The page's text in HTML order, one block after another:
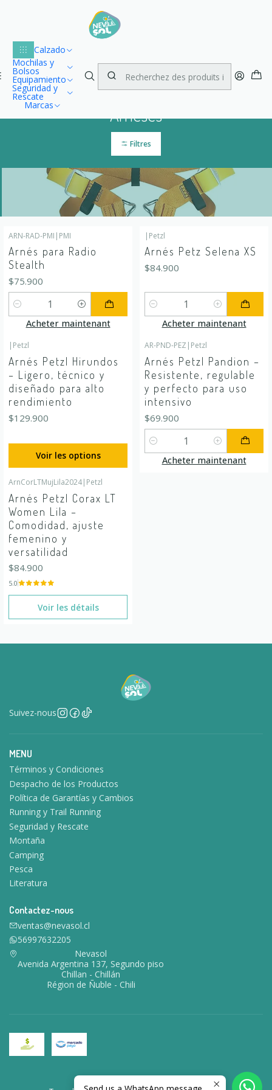
Calzado
Mochilas y
Bolsos
Equipamiento
Seguridad y
Rescate
Marcas
Envío gratuito dentro de Chile para compras desde $100.000
Arneses
Filtres
ARN-RAD-PMI | PMI
Arnés para Radio
Stealth
$75.900
Quantité
Acheter maintenant
| Petzl
Arnés Petz Selena XS
$84.900
Quantité
Acheter maintenant
| Petzl
Arnés Petzl Hirundos
– Ligero, técnico y
diseñado para alto
rendimiento
$129.900
Voir les options
AR-PND-PEZ | Petzl
Arnés Petzl Pandion –
Resistente, regulable
y perfecto para uso
intensivo
$69.900
Quantité
Acheter maintenant
En rupture de stock
ArnCorLTMujLila2024| Petzl
Arnés Petzl Corax LT
Women Lila –
Comodidad, ajuste
femenino y
versatilidad
$84.900
5.0
Voir les détails
Suivez-nous
MENU
Términos y Condiciones
Despacho de los Productos
Política de Garantías y Cambios
Running y Trail Running
Seguridad y Rescate
Montaña
Camping
Pesca
Literatura
Contactez-nous
ventas@nevasol.cl
56997632205
Nevasol
Avenida Argentina 137, Segundo piso
Chillan - Chillán
Région de Ñuble - Chili